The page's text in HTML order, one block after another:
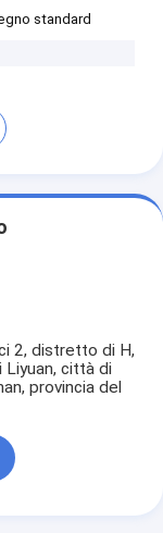
standard
2, distretto di H,
città di
provincia del